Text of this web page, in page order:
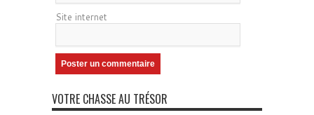
Site internet
VOTRE CHASSE AU TRÉSOR